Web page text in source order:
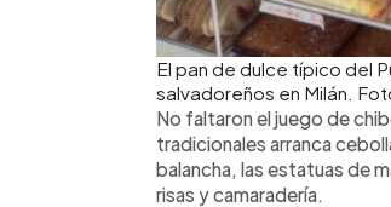
El pan de dulce típico del
salvadoreños en Milán.
No faltaron el juego de
tradicionales arranca
balancha, las estatuas de
risas y camaradería.